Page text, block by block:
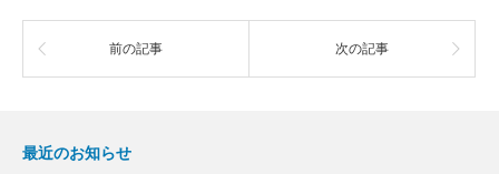
前の記事 次の記事
最近のお知らせ